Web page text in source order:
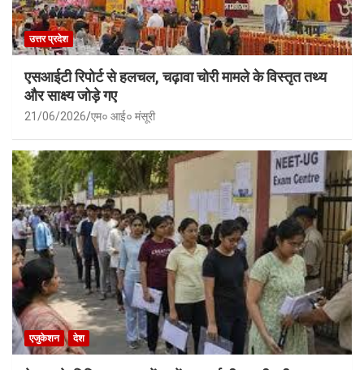
उत्तर प्रदेश
एसआईटी रिपोर्ट से हलचल, चढ़ावा चोरी मामले के विस्तृत तथ्य
और साक्ष्य जोड़े गए
21/06/2026 एम० आई० मंसूरी
एजुकेशन देश